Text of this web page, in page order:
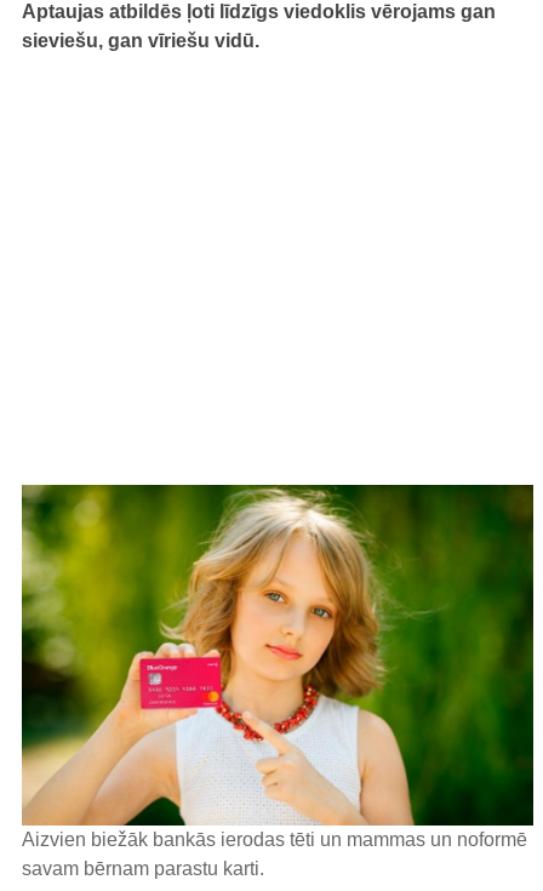
Aptaujas atbildēs ļoti līdzīgs viedoklis vērojams gan
sieviešu, gan vīriešu vidū.
Aizvien biežāk bankās ierodas tēti un mammas un noformē
savam bērnam parastu karti.